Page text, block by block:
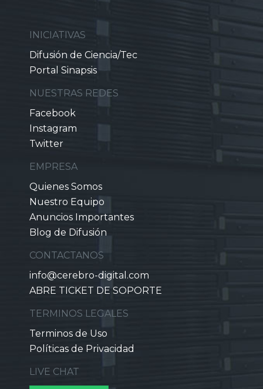
INICIATIVAS
Difusión de Ciencia/Tec
Portal Sinapsis
NUESTRAS REDES
Facebook
Instagram
Twitter
EMPRESA
Quienes Somos
Nuestro Equipo
Anuncios Importantes
Blog de Difusión
CONTACTANOS
info@cerebro-digital.com
ABRE TICKET DE SOPORTE
TERMINOS LEGALES
Terminos de Uso
Políticas de Privacidad
LIVE CHAT